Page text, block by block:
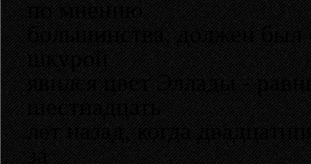
по мнению
большинства, должен был
шкурой
явился цвет Эллады -
шестнадцать
лет назад, когда
за